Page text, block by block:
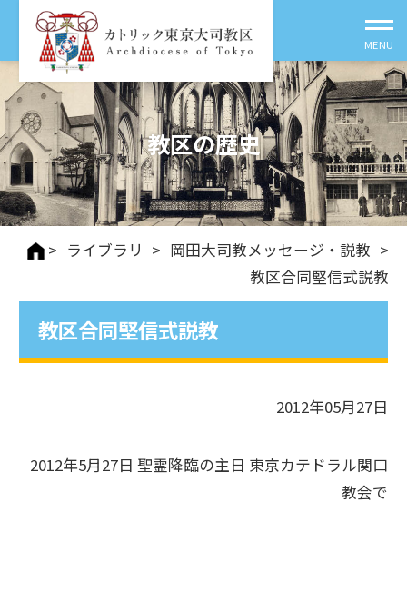
教区の歴史
> ライブラリ > 岡田大司教メッセージ・説教 >
教区合同堅信式説教
教区合同堅信式説教
2012年05月27日
2012年5月27日 聖霊降臨の主日 東京カテドラル関口
教会で